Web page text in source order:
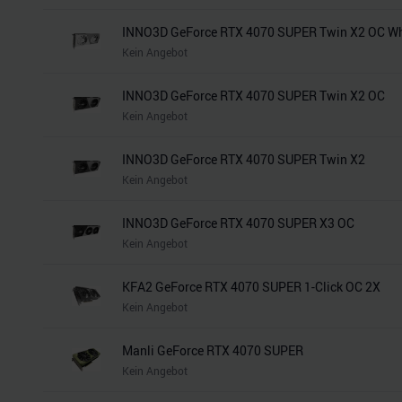
INNO3D GeForce RTX 4070 SUPER Twin X2 OC
Kein Angebot
INNO3D GeForce RTX 4070 SUPER Twin X2 OC
Kein Angebot
INNO3D GeForce RTX 4070 SUPER Twin X2
Kein Angebot
INNO3D GeForce RTX 4070 SUPER X3 OC
Kein Angebot
KFA2 GeForce RTX 4070 SUPER 1-Click OC 2X
Kein Angebot
Manli GeForce RTX 4070 SUPER
Kein Angebot